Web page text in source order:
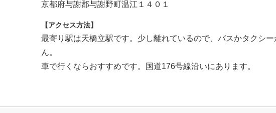
京都府与謝郡与謝野町温江１４０１
【アクセス方法】
最寄り駅は天橋立駅です。少し離れているので、バスかタクシ
ん。
車で行くならおすすめです。国道176号線沿いにあります。